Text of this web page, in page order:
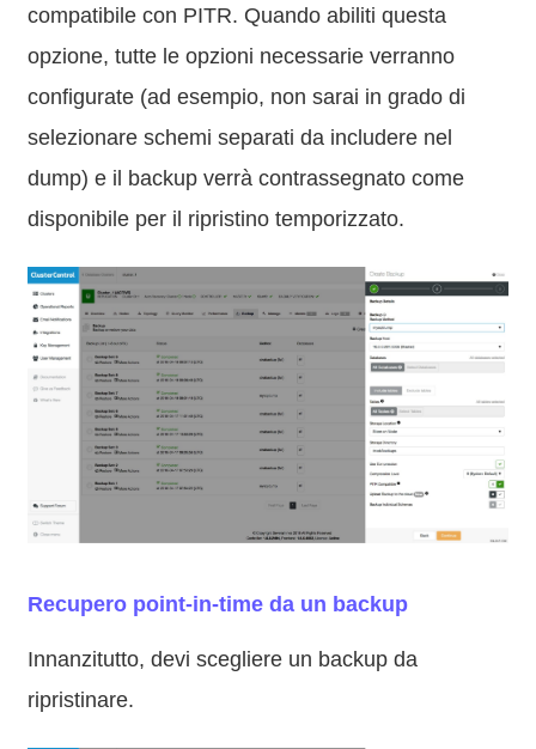
compatibile con PITR. Quando abiliti questa
opzione, tutte le opzioni necessarie verranno
configurate (ad esempio, non sarai in grado di
selezionare schemi separati da includere nel
dump) e il backup verrà contrassegnato come
disponibile per il ripristino temporizzato.
Recupero point-in-time da un backup
Innanzitutto, devi scegliere un backup da
ripristinare.